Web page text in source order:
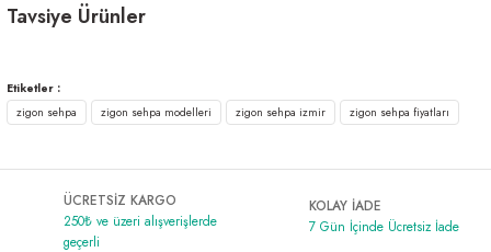
Tavsiye Ürünler
Etiketler :
zigon sehpa
zigon sehpa modelleri zigon sehpa izmir zigon sehpa fiyatları
ÜCRETSİZ KARGO
250₺ ve üzeri alışverişlerde
geçerli
KOLAY İADE
7 Gün İçinde Ücretsiz İade